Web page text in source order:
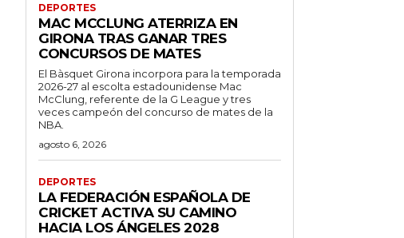
DEPORTES
MAC MCCLUNG ATERRIZA EN
GIRONA TRAS GANAR TRES
CONCURSOS DE MATES
El Bàsquet Girona incorpora para la temporada
2026-27 al escolta estadounidense Mac
McClung, referente de la G League y tres
veces campeón del concurso de mates de la
NBA.
agosto 6, 2026
DEPORTES
LA FEDERACIÓN ESPAÑOLA DE
CRICKET ACTIVA SU CAMINO
HACIA LOS ÁNGELES 2028